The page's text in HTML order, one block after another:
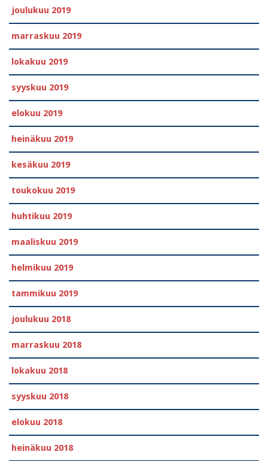
joulukuu 2019
marraskuu 2019
lokakuu 2019
syyskuu 2019
elokuu 2019
heinäkuu 2019
kesäkuu 2019
toukokuu 2019
huhtikuu 2019
maaliskuu 2019
helmikuu 2019
tammikuu 2019
joulukuu 2018
marraskuu 2018
lokakuu 2018
syyskuu 2018
elokuu 2018
heinäkuu 2018